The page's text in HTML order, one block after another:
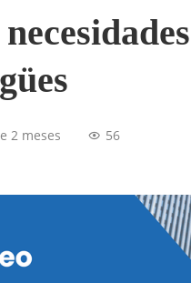
2 meses 56